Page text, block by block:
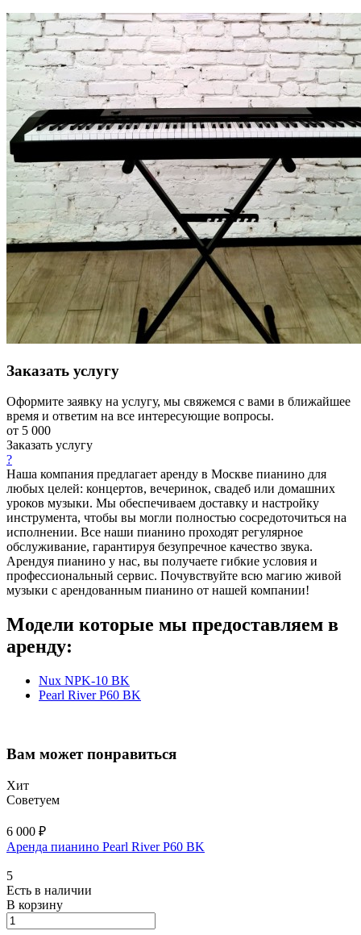
Заказать услугу
Оформите заявку на услугу, мы свяжемся с вами в ближайшее
время и ответим на все интересующие вопросы.
от 5 000
Заказать услугу
?
Наша компания предлагает аренду в Москве пианино для
любых целей: концертов, вечеринок, свадеб или домашних
уроков музыки. Мы обеспечиваем доставку и настройку
инструмента, чтобы вы могли полностью сосредоточиться на
исполнении. Все наши пианино проходят регулярное
обслуживание, гарантируя безупречное качество звука.
Арендуя пианино у нас, вы получаете гибкие условия и
профессиональный сервис. Почувствуйте всю магию живой
музыки с арендованным пианино от нашей компании!
Модели которые мы предоставляем в
аренду:
Nux NPK-10 BK
Pearl River P60 BK
Вам может понравиться
Хит
Советуем
6 000 ₽
Аренда пианино Pearl River P60 BK
5
Есть в наличии
В корзину